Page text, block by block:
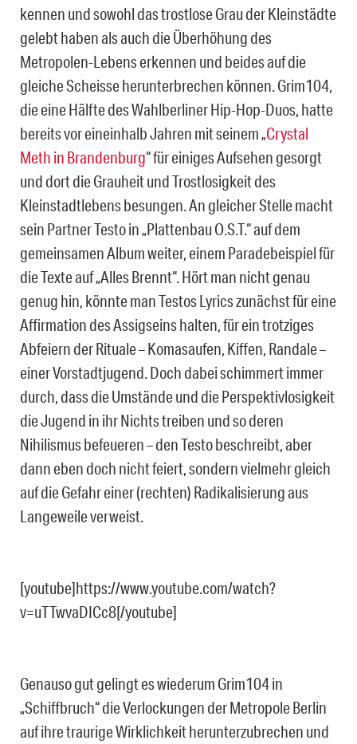
kennen und sowohl das trostlose Grau der Kleinstädte
gelebt haben als auch die Überhöhung des
Metropolen-Lebens erkennen und beides auf die
gleiche Scheisse herunterbrechen können. Grim104,
die eine Hälfte des Wahlberliner Hip-Hop-Duos, hatte
bereits vor eineinhalb Jahren mit seinem „Crystal
Meth in Brandenburg“ für einiges Aufsehen gesorgt
und dort die Grauheit und Trostlosigkeit des
Kleinstadtlebens besungen. An gleicher Stelle macht
sein Partner Testo in „Plattenbau O.S.T.“ auf dem
gemeinsamen Album weiter, einem Paradebeispiel für
die Texte auf „Alles Brennt“. Hört man nicht genau
genug hin, könnte man Testos Lyrics zunächst für eine
Affirmation des Assigseins halten, für ein trotziges
Abfeiern der Rituale – Komasaufen, Kiffen, Randale –
einer Vorstadtjugend. Doch dabei schimmert immer
durch, dass die Umstände und die Perspektivlosigkeit
die Jugend in ihr Nichts treiben und so deren
Nihilismus befeueren – den Testo beschreibt, aber
dann eben doch nicht feiert, sondern vielmehr gleich
auf die Gefahr einer (rechten) Radikalisierung aus
Langeweile verweist.
[youtube]https://www.youtube.com/watch?
v=uTTwvaDICc8[/youtube]
Genauso gut gelingt es wiederum Grim104 in
„Schiffbruch“ die Verlockungen der Metropole Berlin
auf ihre traurige Wirklichkeit herunterzubrechen und